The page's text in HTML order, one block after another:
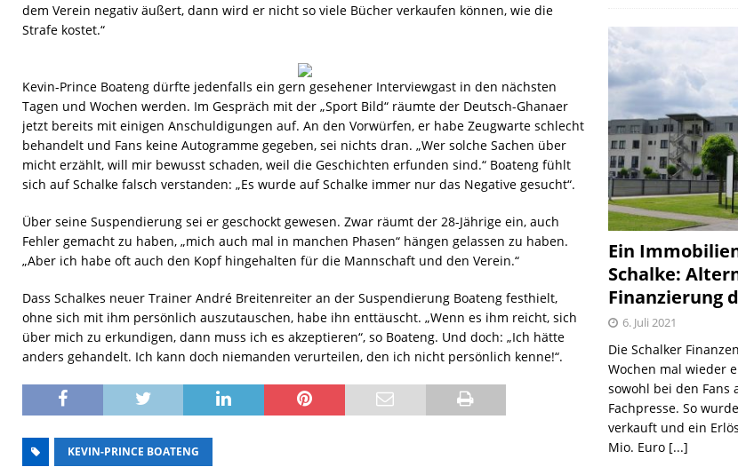
dem Verein negativ äußert, dann wird er nicht so viele Bücher verkaufen können, wie die
Strafe kostet.“
Kevin-Prince Boateng dürfte jedenfalls ein gern gesehener Interviewgast in den nächsten
Tagen und Wochen werden. Im Gespräch mit der „Sport Bild“ räumte der Deutsch-Ghanaer
jetzt bereits mit einigen Anschuldigungen auf. An den Vorwürfen, er habe Zeugwarte schlecht
behandelt und Fans keine Autogramme gegeben, sei nichts dran. „Wer solche Sachen über
micht erzählt, will mir bewusst schaden, weil die Geschichten erfunden sind.“ Boateng fühlt
sich auf Schalke falsch verstanden: „Es wurde auf Schalke immer nur das Negative gesucht“.
Über seine Suspendierung sei er geschockt gewesen. Zwar räumt der 28-Jährige ein, auch
Fehler gemacht zu haben, „mich auch mal in manchen Phasen“ hängen gelassen zu haben.
„Aber ich habe oft auch den Kopf hingehalten für die Mannschaft und den Verein.“
Dass Schalkes neuer Trainer André Breitenreiter an der Suspendierung Boateng festhielt,
ohne sich mit ihm persönlich auszutauschen, habe ihn enttäuscht. „Wenn es ihm reicht, sich
über mich zu erkundigen, dann muss ich es akzeptieren“, so Boateng. Und doch: „Ich hätte
anders gehandelt. Ich kann doch niemanden verurteilen, den ich nicht persönlich kenne!“.
KEVIN-PRINCE BOATENG
Ein
Schalke:
Finanzierung
6. Juli 2021
Die Schalker
Wochen mal wieder
sowohl bei den Fans
Fachpresse. So
verkauft und ein
Mio. Euro [...]